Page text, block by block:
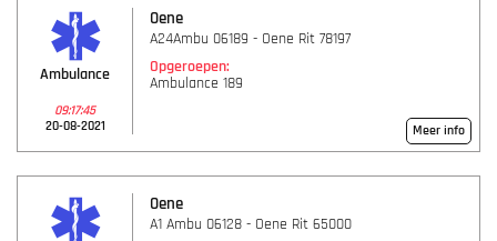
Ambulance
09:17:45
20-08-2021
Oene
A24Ambu 06189 - Oene Rit 78197
Opgeroepen:
Ambulance 189
Meer info
Oene
A1 Ambu 06128 - Oene Rit 65000